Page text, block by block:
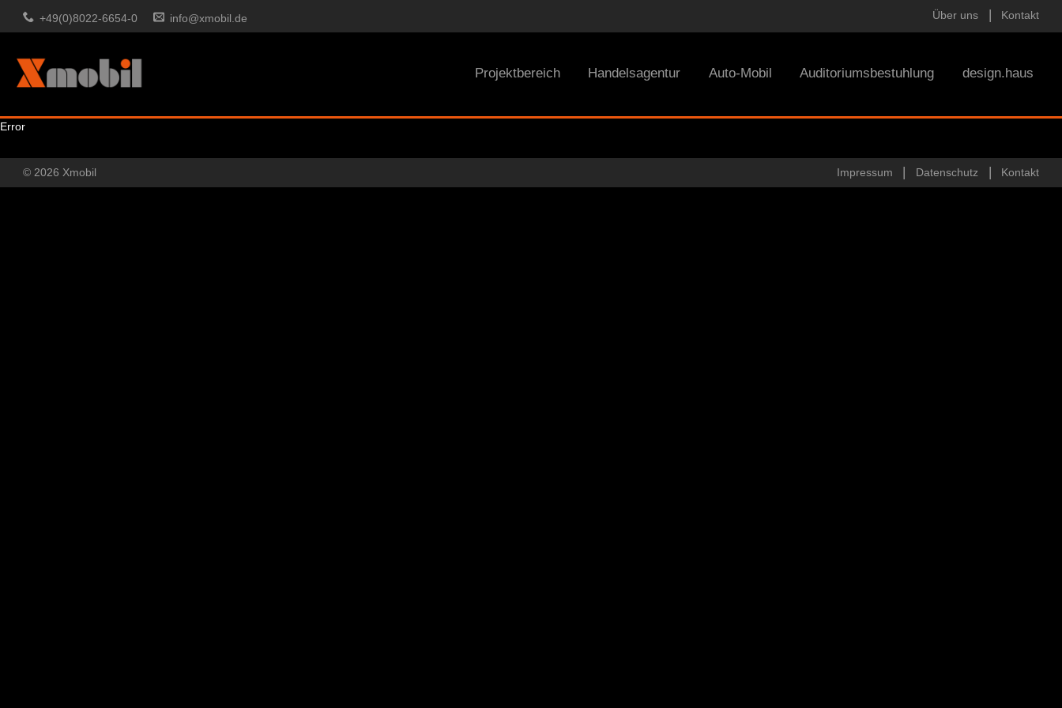
+49(0)8022-6654-0 info@xmobil.de Über uns Kontakt
Projektbereich Handelsagentur Auto-Mobil Auditoriumsbestuhlung design.haus
Error
© 2026 Xmobil Impressum Datenschutz Kontakt